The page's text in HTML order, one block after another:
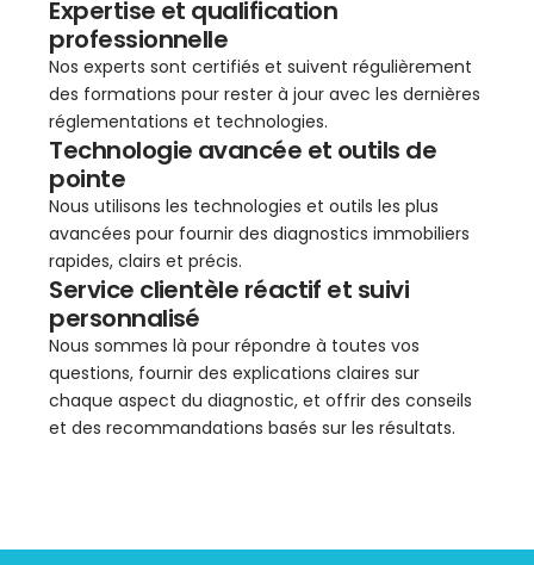
Expertise et qualification
professionnelle
Nos experts sont certifiés et suivent régulièrement
des formations pour rester à jour avec les dernières
réglementations et technologies.
Technologie avancée et outils de
pointe
Nous utilisons les technologies et outils les plus
avancées pour fournir des diagnostics immobiliers
rapides, clairs et précis.
Service clientèle réactif et suivi
personnalisé
Nous sommes là pour répondre à toutes vos
questions, fournir des explications claires sur
chaque aspect du diagnostic, et offrir des conseils
et des recommandations basés sur les résultats.